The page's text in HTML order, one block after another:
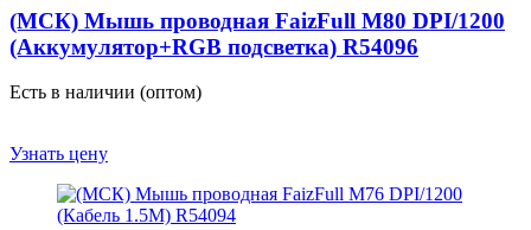
(МСК) Мышь проводная FaizFull M80 DPI/1200
(Аккумулятор+RGB подсветка) R54096
Есть в наличии (оптом)
Узнать цену